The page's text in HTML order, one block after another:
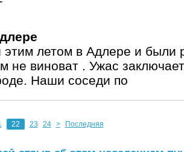
этим летом в Адлере и были
не виноват . Ужас
Наши соседи по
22 23 24 > Последняя